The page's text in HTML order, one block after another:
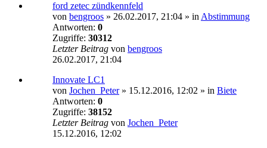
ford zetec zündkennfeld
von bengroos » 26.02.2017, 21:04 » in Abstimmung
Antworten: 0
Zugriffe: 30312
Letzter Beitrag von bengroos
26.02.2017, 21:04
Innovate LC1
von Jochen_Peter» 15.12.2016, 12:02 » in Biete
Antworten: 0
Zugriffe: 38152
Letzter Beitrag von Jochen_Peter
15.12.2016, 12:02